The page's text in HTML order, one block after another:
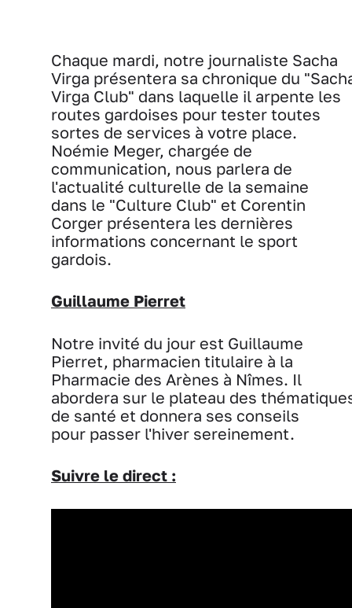
Chaque mardi, notre journaliste Sacha
Virga présentera sa chronique du
Virga Club" dans laquelle il arpente les
routes gardoises pour tester toutes
sortes de services à votre place.
Noémie Meger, chargée de
communication, nous parlera de
l'actualité culturelle de la semaine
dans le "Culture Club" et Corentin
Corger présentera les dernières
informations concernant le sport
gardois.
Guillaume Pierret
Notre invité du jour est Guillaume
Pierret, pharmacien titulaire à la
Pharmacie des Arènes à Nîmes. Il
abordera sur le plateau des
de santé et donnera ses conseils
pour passer l'hiver sereinement.
Suivre le direct :